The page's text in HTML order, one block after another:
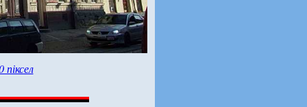
піксел